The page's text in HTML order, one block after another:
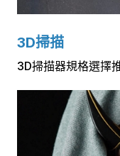
3D掃描
3D掃描器規格選擇